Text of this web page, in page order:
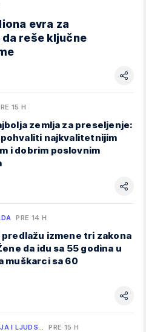
evra za
reše ključne
15 H
zemlja za preseljenje:
pohvaliti najkvalitetnijim
i dobrim poslovnim
PRE 14 H
izmene tri zakona
da idu sa 55 godina u
muškarci sa 60
I LJUDS… PRE 15 H